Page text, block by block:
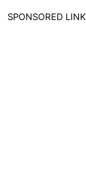
SPONSORED LINK